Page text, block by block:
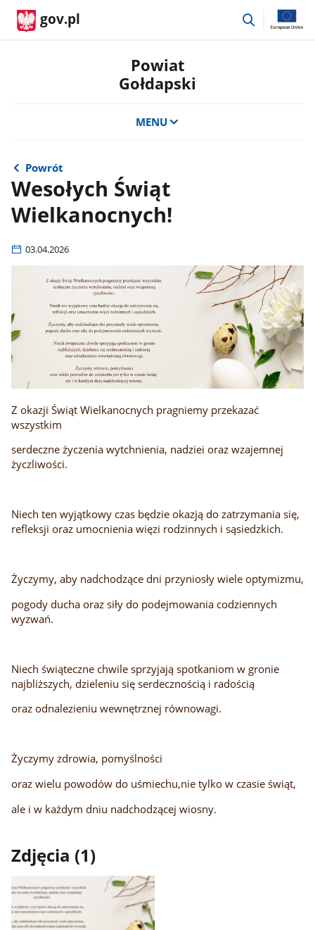
gov.pl
przejdź
Powiat
Gołdapski
MENU
Powrót
Wesołych Świąt
Wielkanocnych!
03.04.2026
Z okazji Świąt Wielkanocnych pragniemy przekazać
wszystkim
serdeczne życzenia wytchnienia, nadziei oraz wzajemnej
życzliwości.
Niech ten wyjątkowy czas będzie okazją do zatrzymania się,
refleksji oraz umocnienia więzi rodzinnych i sąsiedzkich.
Życzymy, aby nadchodzące dni przyniosły wiele optymizmu,
pogody ducha oraz siły do podejmowania codziennych
wyzwań.
Niech świąteczne chwile sprzyjają spotkaniom w gronie
najbliższych, dzieleniu się serdecznością i radością
oraz odnalezieniu wewnętrznej równowagi.
Życzymy zdrowia, pomyślności
oraz wielu powodów do uśmiechu,nie tylko w czasie świąt,
ale i w każdym dniu nadchodzącej wiosny.
Zdjęcia (1)